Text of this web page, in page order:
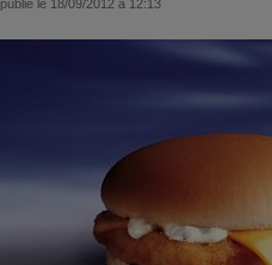
publié le 18/09/2012 à 12:13